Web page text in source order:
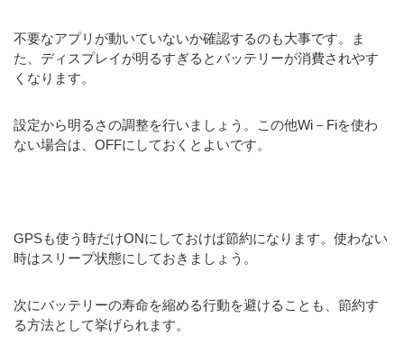
不要なアプリが動いていないか確認するのも大事です。ま
た、ディスプレイが明るすぎるとバッテリーが消費されやす
くなります。
設定から明るさの調整を行いましょう。この他Wi－Fiを使わ
ない場合は、OFFにしておくとよいです。
GPSも使う時だけONにしておけば節約になります。使わない
時はスリープ状態にしておきましょう。
次にバッテリーの寿命を縮める行動を避けることも、節約す
る方法として挙げられます。